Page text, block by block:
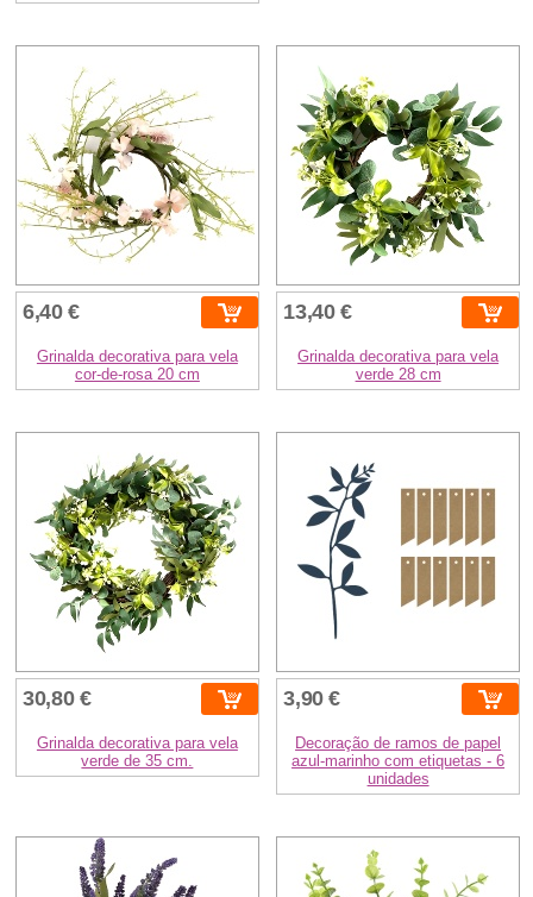
6,40 €
Grinalda decorativa para vela
cor-de-rosa 20 cm
13,40 €
Grinalda decorativa para vela
verde 28 cm
30,80 €
Grinalda decorativa para vela
verde de 35 cm.
3,90 €
Decoração de ramos de papel
azul-marinho com etiquetas - 6
unidades